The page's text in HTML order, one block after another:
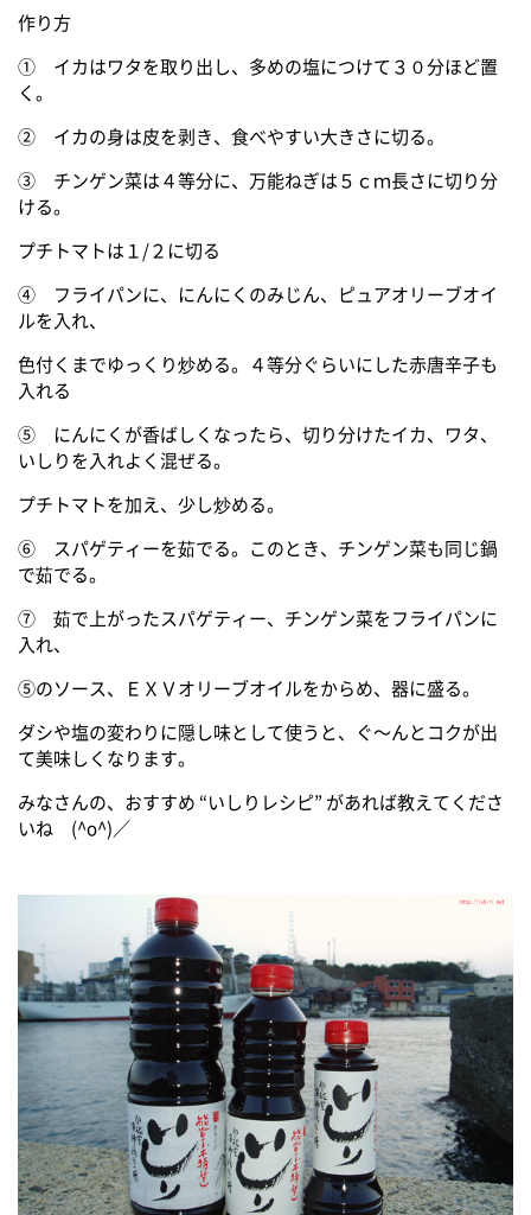
作り方
① イカはワタを取り出し、多めの塩につけて３０分ほど置
く。
② イカの身は皮を剥き、食べやすい大きさに切る。
③ チンゲン菜は４等分に、万能ねぎは５ｃｍ長さに切り分
ける。
プチトマトは１/２に切る
④ フライパンに、にんにくのみじん、ピュアオリーブオイ
ルを入れ、
色付くまでゆっくり炒める。４等分ぐらいにした赤唐辛子も
入れる
⑤ にんにくが香ばしくなったら、切り分けたイカ、ワタ、
いしりを入れよく混ぜる。
プチトマトを加え、少し炒める。
⑥ スパゲティーを茹でる。このとき、チンゲン菜も同じ鍋
で茹でる。
⑦ 茹で上がったスパゲティー、チンゲン菜をフライパンに
入れ、
⑤のソース、ＥＸＶオリーブオイルをからめ、器に盛る。
ダシや塩の変わりに隠し味として使うと、ぐ～んとコクが出
て美味しくなります。
みなさんの、おすすめ “いしりレシピ” があれば教えてくださ
いね (^o^)／